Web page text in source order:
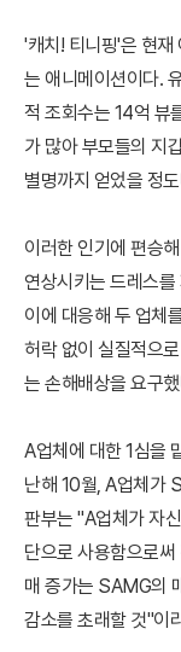
'캐치! 티니핑'은 현재
는 애니메이션이다.
적 조회수는 14억 뷰
가 많아 부모들의 지
별명까지 얻었을 정
이러한 인기에 편승
연상시키는 드레스
이에 대응해 두 업체
허락 없이 실질적으
는 손해배상을 요구
A업체에 대한 1심을
난해 10월, A업체가
판부는 "A업체가 자
단으로 사용함으로
매 증가는 SAMG의
감소를 초래할 것"이